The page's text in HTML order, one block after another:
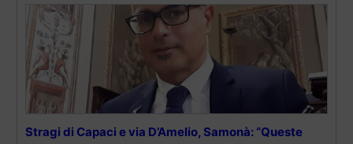
Stragi di Capaci e via D’Amelio, Samonà: “Queste